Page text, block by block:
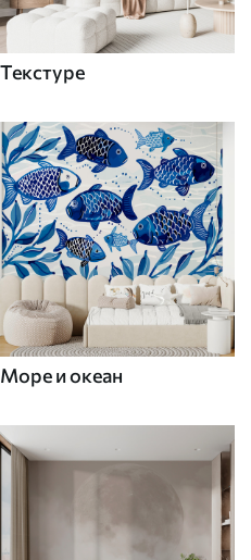
Текстуре
Море и океан